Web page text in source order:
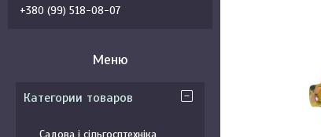
+380 (99) 518-08-07
Категории товаров
Садова і сільгосптехніка